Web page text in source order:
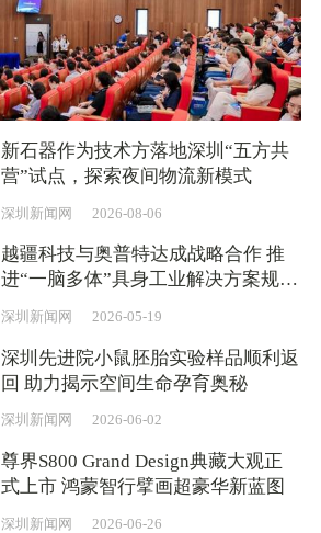
新石器作为技术方落地深圳“五方共
营”试点，探索夜间物流新模式
深圳新闻网 2026-08-06
越疆科技与奥普特达成战略合作 推
进“一脑多体”具身工业解决方案规模
化应用
深圳新闻网 2026-05-19
深圳先进院小鼠胚胎实验样品顺利返
回 助力揭示空间生命孕育奥秘
深圳新闻网 2026-06-02
尊界S800 Grand Design典藏大观正
式上市 鸿蒙智行擘画超豪华新蓝图
深圳新闻网 2026-06-26